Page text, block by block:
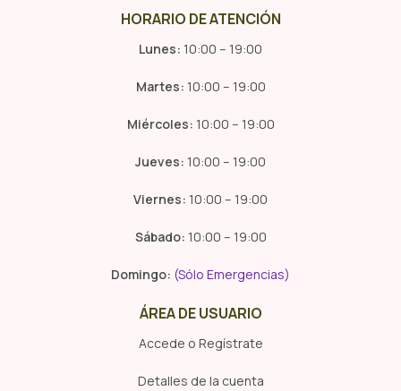
HORARIO DE ATENCIÓN
Lunes: 10:00 – 19:00
Martes: 10:00 – 19:00
Miércoles: 10:00 – 19:00
Jueves: 10:00 – 19:00
Viernes: 10:00 – 19:00
Sábado: 10:00 – 19:00
Domingo: (Sólo Emergencias)
ÁREA DE USUARIO
Accede o Regístrate
Detalles de la cuenta